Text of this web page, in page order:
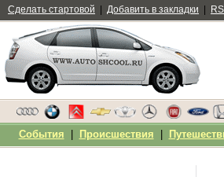
Сделать стартовой Добавить в закладки
События Происшествия